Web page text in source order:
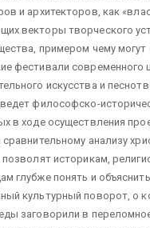
и архитекторов, как
векторы творческого
примером чему
фестивали современного
искусства и
философско-
в ходе осуществления
анализу
позволят историкам,
глубже понять и
культурный поворот, о
заговорили в